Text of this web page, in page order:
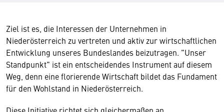
Ziel ist es, die Interessen der Unternehmen in
Niederösterreich zu vertreten und aktiv zur wirtschaftlichen
Entwicklung unseres Bundeslandes beizutragen. "Unser
Standpunkt" ist ein entscheidendes Instrument auf diesem
Weg, denn eine florierende Wirtschaft bildet das Fundament
für den Wohlstand in Niederösterreich.